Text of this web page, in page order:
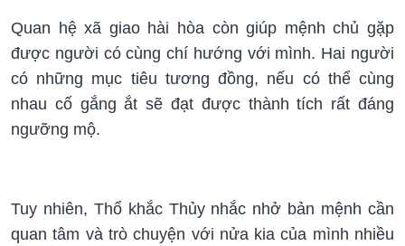
Quan hệ xã giao hài hòa còn giúp mệnh chủ gặp
được người có cùng chí hướng với mình. Hai người
có những mục tiêu tương đồng, nếu có thể cùng
nhau cố gắng ắt sẽ đạt được thành tích rất đáng
ngưỡng mộ.
Tuy nhiên, Thổ khắc Thủy nhắc nhở bản mệnh cần
quan tâm và trò chuyện với nửa kia của mình nhiều